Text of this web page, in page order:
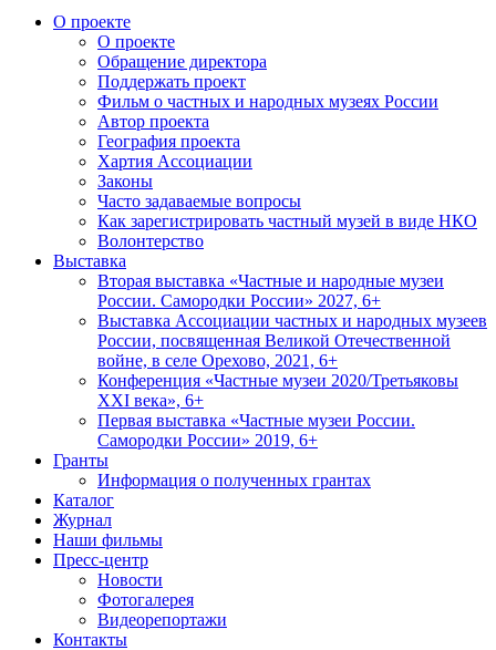
О проекте
О проекте
Обращение директора
Поддержать проект
Фильм о частных и народных музеях России
Автор проекта
География проекта
Хартия Ассоциации
Законы
Часто задаваемые вопросы
Как зарегистрировать частный музей в виде НКО
Волонтерство
Выставка
Вторая выставка «Частные и народные музеи
России. Самородки России» 2027, 6+
Выставка Ассоциации частных и народных музеев
России, посвященная Великой Отечественной
войне, в селе Орехово, 2021, 6+
Конференция «Частные музеи 2020/Третьяковы
XXI века», 6+
Первая выставка «Частные музеи России.
Самородки России» 2019, 6+
Гранты
Информация о полученных грантах
Каталог
Журнал
Наши фильмы
Пресс-центр
Новости
Фотогалерея
Видеорепортажи
Контакты